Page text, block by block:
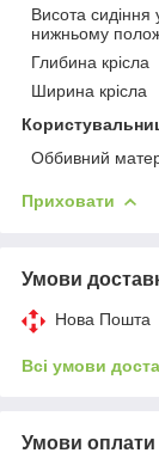
Висота сидіння
нижньому
Глибина крісла
Ширина крісла
Оббивний
Приховати
Умови
Нова Пошта
Всі умови
Умови оплати